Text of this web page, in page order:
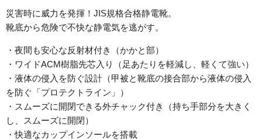
災害時に威力を発揮！JIS規格合格静電靴。
靴底から危険で不快な静電気を逃がす。
・夜間も安心な反射材付き（かかと部）
・ワイドACM樹脂先芯入り（足あたりを軽減し、軽くて強い）
・液体の侵入を防ぐ設計（甲被と靴底の接合部から液体の侵入
を防ぐ「プロテクトライン」）
・スムーズに開閉できる外チャック付き（持ち手部分を大きく
し、スムーズに開閉）
・快適なカップインソールを搭載